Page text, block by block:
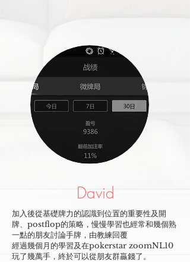
David
加入後從基礎牌力的認識到位置的重要性及開
牌、postflop的策略，慢慢學習也經常和幾個熟
一點的朋友討論手牌，由教練回覆
經過幾個月的學習及在pokerstar zoomNL10
玩了幾萬手，終於可以從朋友群贏錢了。